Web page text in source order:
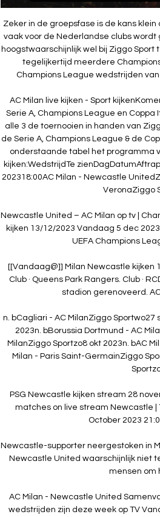
Zeker in de groepsfase is de kans
vaak voor de Nederlandse clubs wordt
hoogstwaarschijnlijk wel bij Ziggo
tegelijkertijd meerdere
Champions League wedstrijden
AC Milan live kijken - Sport
Serie A, Champions League en
alle 3 de toernooien in handen van
de Serie A, Champions League & de
onderstaande tabel het programma
kijken:WedstrijdTe
202318:00AC Milan - Newcastle
VeronaZiggo
Newcastle United – AC Milan op tv |
kijken 13/12/2023 Vandaag 5 dec
UEFA Champions
[[Vandaag@]] Milan Newcastle kijken
Club · Queens Park Rangers. Club ·
stadion gerenoveerd.
n. bCagliari - AC MilanZiggo Sportwo27
2023n. bBorussia Dortmund - AC
MilanZiggo Sportzo8 okt 2023n. bAC
Milan - Paris Saint-GermainZiggo
PSG Newcastle kijken stream 28
matches on live stream Newcastle |
October 2023
Newcastle-supporter neergestoken in
Newcastle United waarschijnlijk niet
mensen om
AC Milan - Newcastle United
wedstrijden zijn deze week op TV